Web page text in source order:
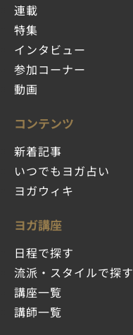
連載
特集
インタビュー
参加コーナー
動画
コンテンツ
新着記事
いつでもヨガ占い
ヨガウィキ
ヨガ講座
日程で探す
流派・スタイルで探す
講座一覧
講師一覧